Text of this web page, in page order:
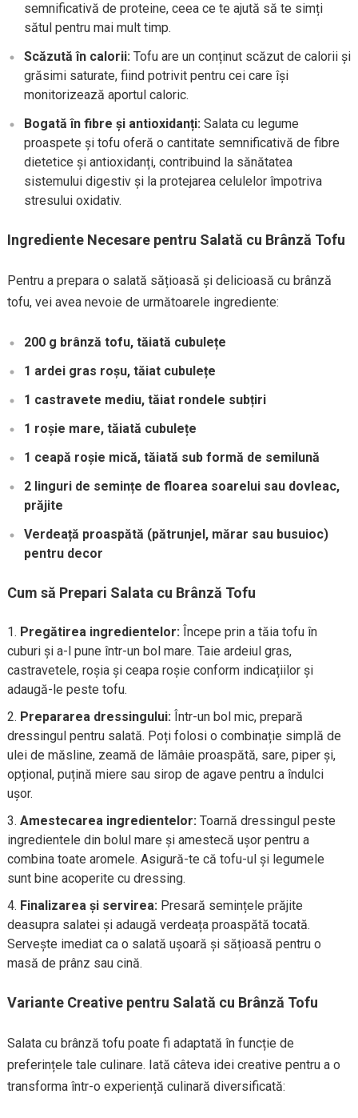
semnificativă de proteine, ceea ce te ajută să te simți
sătul pentru mai mult timp.
Scăzută în calorii: Tofu are un conținut scăzut de calorii și
grăsimi saturate, fiind potrivit pentru cei care își
monitorizează aportul caloric.
Bogată în fibre și antioxidanți: Salata cu legume
proaspete și tofu oferă o cantitate semnificativă de fibre
dietetice și antioxidanți, contribuind la sănătatea
sistemului digestiv și la protejarea celulelor împotriva
stresului oxidativ.
Ingrediente Necesare pentru Salată cu Brânză Tofu
Pentru a prepara o salată sățioasă și delicioasă cu brânză
tofu, vei avea nevoie de următoarele ingrediente:
200 g brânză tofu, tăiată cubulețe
1 ardei gras roșu, tăiat cubulețe
1 castravete mediu, tăiat rondele subțiri
1 roșie mare, tăiată cubulețe
1 ceapă roșie mică, tăiată sub formă de semilună
2 linguri de semințe de floarea soarelui sau dovleac,
prăjite
Verdeață proaspătă (pătrunjel, mărar sau busuioc)
pentru decor
Cum să Prepari Salata cu Brânză Tofu
Pregătirea ingredientelor: Începe prin a tăia tofu în
cuburi și a-l pune într-un bol mare. Taie ardeiul gras,
castravetele, roșia și ceapa roșie conform indicațiilor și
adaugă-le peste tofu.
Prepararea dressingului: Într-un bol mic, prepară
dressingul pentru salată. Poți folosi o combinație simplă de
ulei de măsline, zeamă de lămâie proaspătă, sare, piper și,
opțional, puțină miere sau sirop de agave pentru a îndulci
ușor.
Amestecarea ingredientelor: Toarnă dressingul peste
ingredientele din bolul mare și amestecă ușor pentru a
combina toate aromele. Asigură-te că tofu-ul și legumele
sunt bine acoperite cu dressing.
Finalizarea și servirea: Presară semințele prăjite
deasupra salatei și adaugă verdeața proaspătă tocată.
Servește imediat ca o salată ușoară și sățioasă pentru o
masă de prânz sau cină.
Variante Creative pentru Salată cu Brânză Tofu
Salata cu brânză tofu poate fi adaptată în funcție de
preferințele tale culinare. Iată câteva idei creative pentru a o
transforma într-o experiență culinară diversificată: